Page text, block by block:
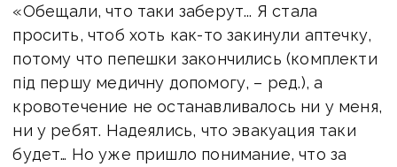
«Обещали, что таки заберут... Я стала
просить, чтоб хоть как-то закинули аптечку,
потому что пепешки закончились (комплекти
під першу медичну допомогу, – ред.), а
кровотечение не останавливалось ни у меня,
ни у ребят. Надеялись, что эвакуация таки
будет… Но уже пришло понимание, что за